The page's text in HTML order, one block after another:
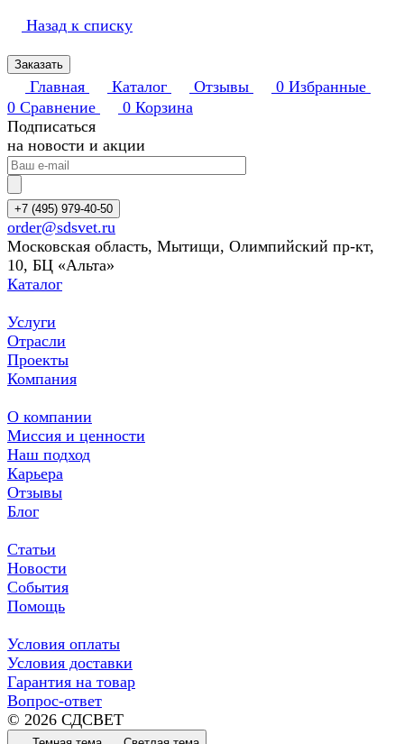
Назад к списку
Заказать
Главная Каталог Отзывы 0 Избранные
0 Сравнение 0 Корзина
Подписаться
на новости и акции
+7 (495) 979-40-50
order@sdsvet.ru
Московская область, Мытищи, Олимпийский пр-кт,
10, БЦ «Альта»
Каталог
Услуги
Отрасли
Проекты
Компания
О компании
Миссия и ценности
Наш подход
Карьера
Отзывы
Блог
Статьи
Новости
События
Помощь
Условия оплаты
Условия доставки
Гарантия на товар
Вопрос-ответ
© 2026 СДСВЕТ